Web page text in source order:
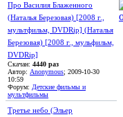
Про Василия Блаженного
(Наталья Березовая) [2008 г.,
мультфильм, DVDRip] (Наталья
Березовая) [2008 г., мульфильм,
DVDRip]
Скачан: 4440 раз
Автор: Anonymous; 2009-10-30
10:59
Форум: Детские фильмы и
мультфильмы
Третье небо (Эльер